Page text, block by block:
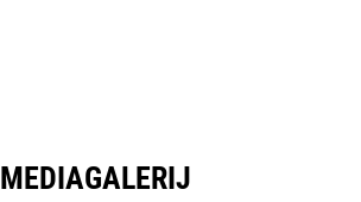
MEDIAGALERIJ